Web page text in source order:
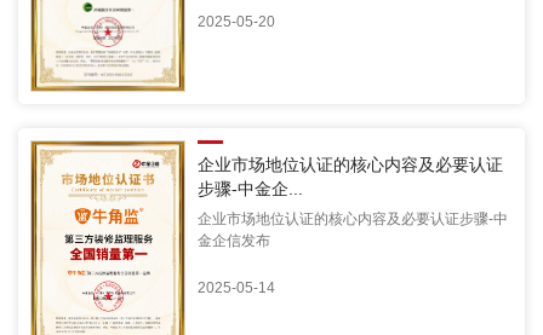
2025-05-20
企业市场地位认证的核心内容及必要认证
步骤-中金企...
企业市场地位认证的核心内容及必要认证步骤-中
金企信发布
2025-05-14